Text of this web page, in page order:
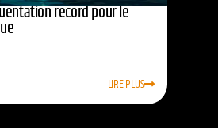
record pour le
LIRE PLUS